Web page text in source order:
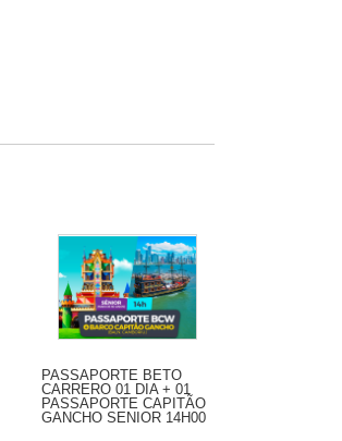
PASSAPORTE BETO
CARRERO 01 DIA + 01
PASSAPORTE CAPITÃO
GANCHO SENIOR 14H00